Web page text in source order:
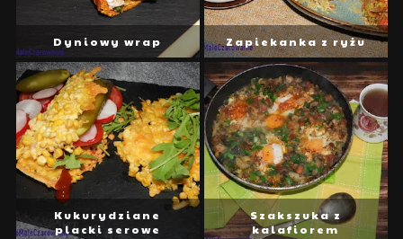
Dyniowy wrap Zapiekanka z ryżu
Kukurydziane
placki serowe
Szakszuka z
kalafiorem